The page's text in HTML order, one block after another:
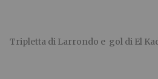
Tripletta di Larrondo e gol di El